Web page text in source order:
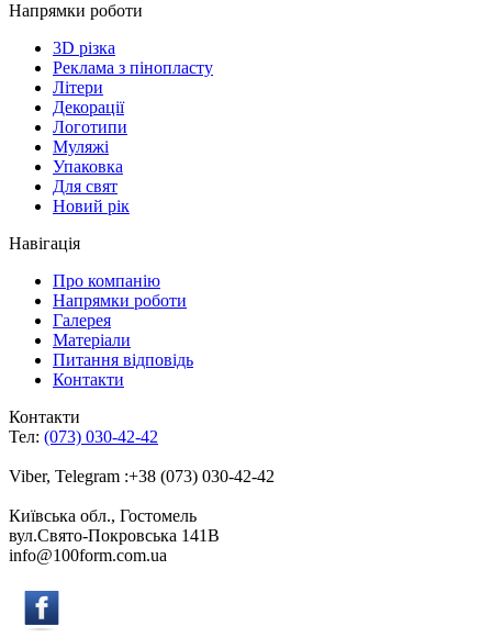
Напрямки роботи
3D різка
Реклама з пінопласту
Літери
Декорації
Логотипи
Муляжі
Упаковка
Для свят
Новий рік
Навігація
Про компанію
Напрямки роботи
Галерея
Матеріали
Питання відповідь
Контакти
Контакти
Тел: (073) 030-42-42
Viber, Telegram :+38 (073) 030-42-42
Київська обл., Гостомель
вул.Свято-Покровська 141B
info@100form.com.ua